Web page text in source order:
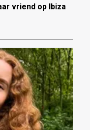
vriend op Ibiza